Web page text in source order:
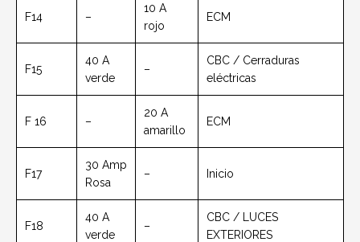
F14 –
10 A
rojo
ECM
F15
40 A
verde
–
CBC / Cerraduras
eléctricas
F 16 –
20 A
amarillo
ECM
F17
30 Amp
Rosa
– Inicio
F18
40 A
verde
–
CBC / LUCES
EXTERIORES